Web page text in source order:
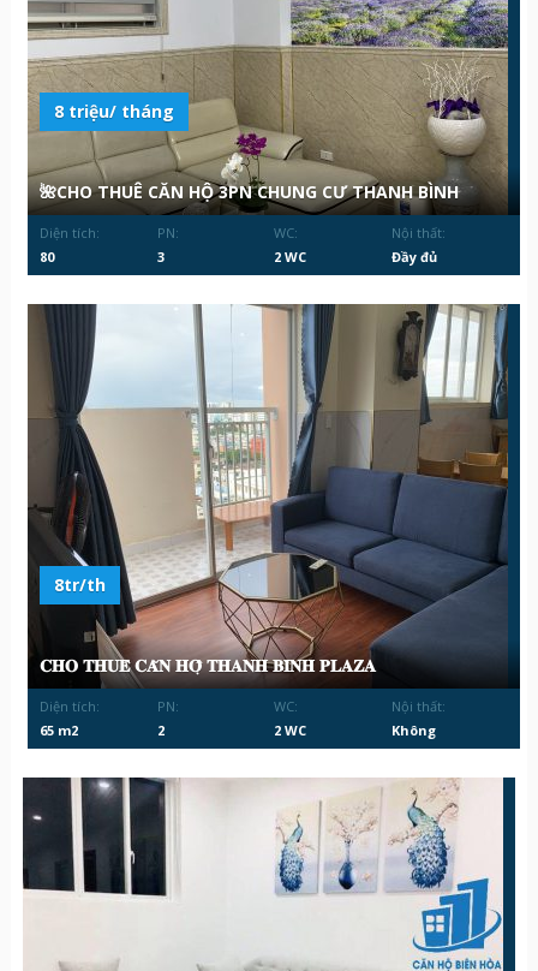
8 triệu/ tháng
🌺CHO THUÊ CĂN HỘ 3PN CHUNG CƯ THANH BÌNH
Diện tích:
80
PN:
3
WC:
2 WC
Nội thất:
Đầy đủ
8tr/th
𝐂𝐇𝐎 𝐓𝐇𝐔𝐄̂ 𝐂𝐀̆𝐍 𝐇𝐎̣̂ 𝐓𝐇𝐀𝐍𝐇 𝐁𝐈̀𝐍𝐇 𝐏𝐋𝐀𝐙𝐀
Diện tích:
65 m2
PN:
2
WC:
2 WC
Nội thất:
Không